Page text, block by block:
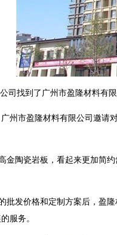
司找到了广州市盈隆材料有
州市盈隆材料有限公司邀请
金陶瓷岩板，看起来更加简
批发价格和定制方案后，盈
服务。